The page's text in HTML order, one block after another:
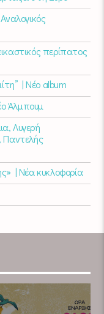
περίπατος
| Νέο album
Άλμπουμ
Λυγερή
Παντελής
| Νέα κυκλοφορία